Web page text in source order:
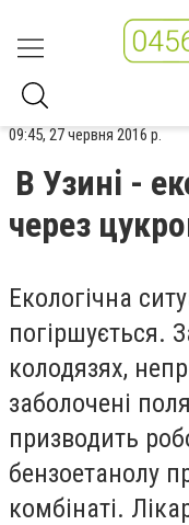
09:45, 27 червня 2016 р.
В Узині -
через
Екологічна
погіршується.
колодязях,
заболочені
призводить
бензоетанолу
комбінаті.